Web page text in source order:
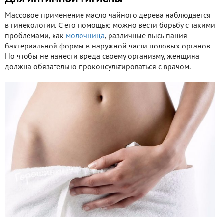
Массовое применение масло чайного дерева наблюдается
в гинекологии. С его помощью можно вести борьбу с такими
проблемами, как молочница, различные высыпания
бактериальной формы в наружной части половых органов.
Но чтобы не нанести вреда своему организму, женщина
должна обязательно проконсультироваться с врачом.